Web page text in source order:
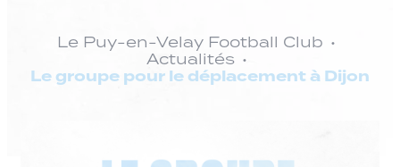
Le Puy-en-Velay Football Club
Actualités
Le groupe pour le déplacement à Dijon